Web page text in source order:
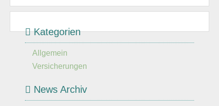
Kategorien
Allgemein
Versicherungen
News Archiv